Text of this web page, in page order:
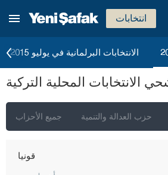
انتخابات
الانتخابات البرلمانية في يوليو 2015
الانتخابات المحلية التركية
جميع الأحزاب حزب العدالة والتنمية
قيصري
كيركالي
قرقلر ايلي
قوجه ايلي
قونيا